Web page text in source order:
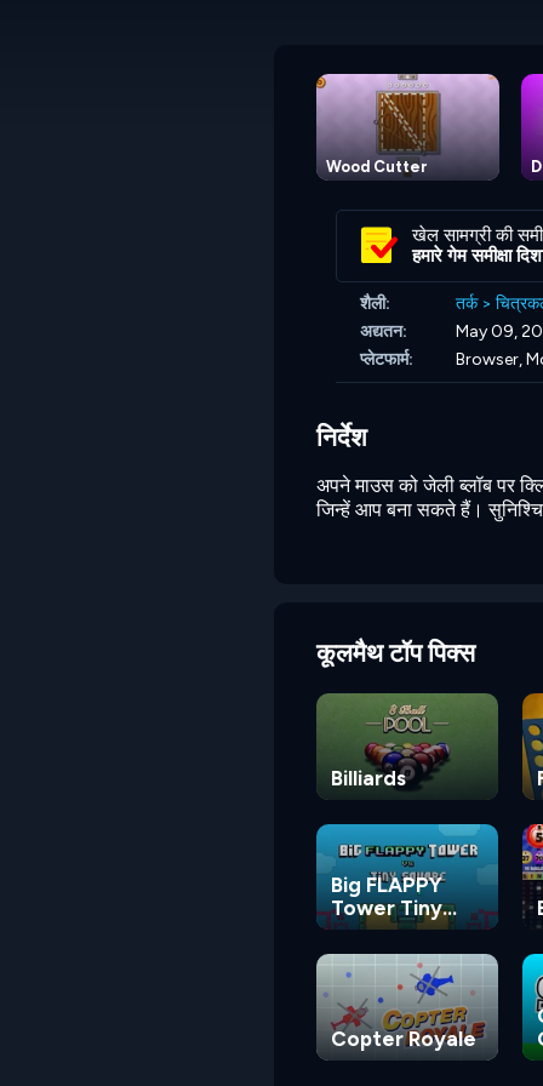
Wood Cutter
खेल सामग्री की
हमारे गेम समीक्षा
शैली: तर्क>
अद्यतन:
May 09,
प्लेटफार्म:
Browser,
निर्देश
अपने माउस को जेली ब्लॉब पर
जिन्हें आप बना सकते हैं।
कूलमैथ टॉप पिक्स
Billiards
Big FLAPPY
Tower Tiny
Square
Copter Royale